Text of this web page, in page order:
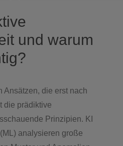
und warum
Ansätzen, die erst nach
die prädiktive
Prinzipien. KI
analysieren große